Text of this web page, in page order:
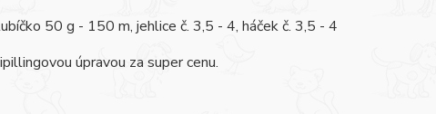
50 g - 150 m, jehlice č. 3,5 - 4, háček č. 3,5 - 4
úpravou za super cenu.